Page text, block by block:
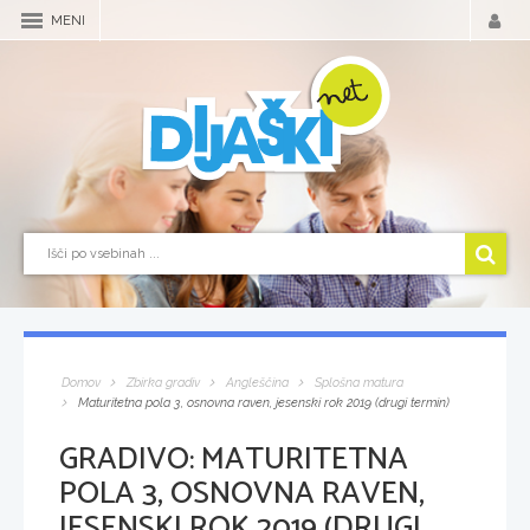
MENI
Domov Zbirka gradiv Angleščina
Splošna matura
Maturitetna pola 3, osnovna raven, jesenski rok 2019 (drugi termin)
GRADIVO:MATURITETNA
POLA 3, OSNOVNA RAVEN,